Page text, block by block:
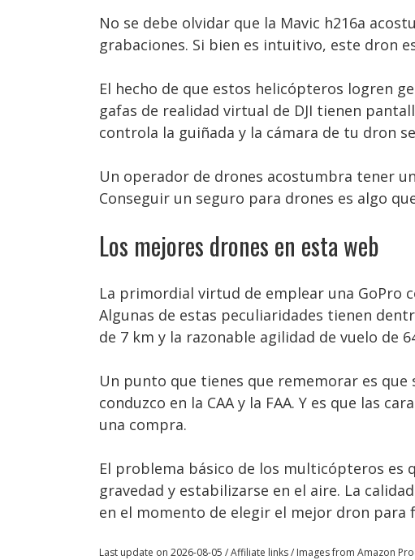
No se debe olvidar que la Mavic h216a
grabaciones. Si bien es intuitivo, este dron
El hecho de que estos helicópteros logren
gafas de realidad virtual de DJI tienen
controla la guiñada y la cámara de tu dron
Un operador de drones acostumbra tener
Conseguir un seguro para drones es algo
Los mejores drones en esta web
La primordial virtud de emplear una GoPro
Algunas de estas peculiaridades tienen
de 7 km y la razonable agilidad de vuelo de
Un punto que tienes que rememorar es
conduzco en la CAA y la FAA. Y es que las
una compra.
El problema básico de los multicópteros es
gravedad y estabilizarse en el aire. La
en el momento de elegir el mejor dron para
Last update on 2026-08-05 / Affiliate links / Images from Amazon